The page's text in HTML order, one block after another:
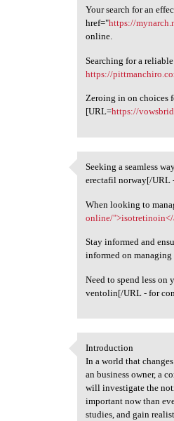
Your search for an
href="https://
online.
Searching for a
https://
Zeroing in on choices
[URL=https://
Seeking a
Seeking a seamless
erectafil norway[/URL
When looking to
online/">isotretinoin</
Stay informed and
informed on
Need to spend less on
ventolin[/URL - for
Introduction
Introduction
In a world that
an business owner, a
will investigate the
important now than
studies, and gain